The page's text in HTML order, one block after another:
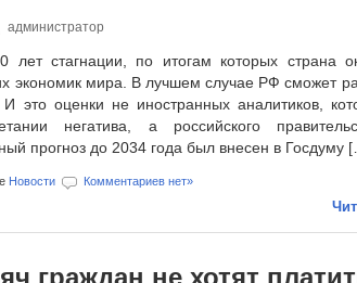
администратор
лет стагнации, по итогам которых страна
экономик мира. В лучшем случае РФ сможет
это оценки не иностранных аналитиков,
негатива, а российского
прогноз до 2034 года был внесен в Госдуму
Новости Комментариев нет»
граждан не хотят